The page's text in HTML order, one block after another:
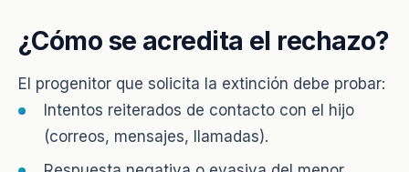
¿Cómo se acredita el rechazo?
El progenitor que solicita la extinción debe probar:
Intentos reiterados de contacto con el hijo
(correos, mensajes, llamadas).